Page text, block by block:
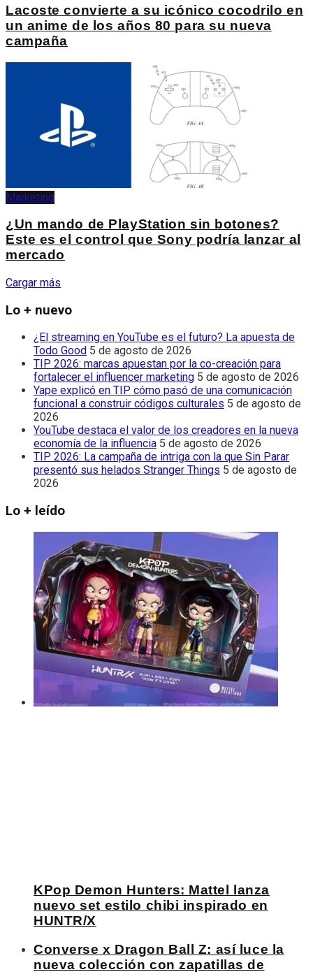
Lacoste convierte a su icónico cocodrilo en
un anime de los años 80 para su nueva
campaña
Marketing
¿Un mando de PlayStation sin botones?
Este es el control que Sony podría lanzar al
mercado
Cargar más
Lo + nuevo
¿El streaming en YouTube es el futuro? La apuesta de
Todo Good 5 de agosto de 2026
TIP 2026: marcas apuestan por la co-creación para
fortalecer el influencer marketing 5 de agosto de 2026
Yape explicó en TIP cómo pasó de una comunicación
funcional a construir códigos culturales 5 de agosto de
2026
YouTube destaca el valor de los creadores en la nueva
economía de la influencia 5 de agosto de 2026
TIP 2026: La campaña de intriga con la que Sin Parar
presentó sus helados Stranger Things 5 de agosto de
2026
Lo + leído
KPop Demon Hunters: Mattel lanza
nuevo set estilo chibi inspirado en
HUNTR/X
Converse x Dragon Ball Z: así luce la
nueva colección con zapatillas de